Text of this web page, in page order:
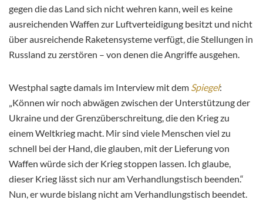
gegen die das Land sich nicht wehren kann, weil es keine
ausreichenden Waffen zur Luftverteidigung besitzt und nicht
über ausreichende Raketensysteme verfügt, die Stellungen in
Russland zu zerstören – von denen die Angriffe ausgehen.
Westphal sagte damals im Interview mit dem Spiegel:
„Können wir noch abwägen zwischen der Unterstützung der
Ukraine und der Grenzüberschreitung, die den Krieg zu
einem Weltkrieg macht. Mir sind viele Menschen viel zu
schnell bei der Hand, die glauben, mit der Lieferung von
Waffen würde sich der Krieg stoppen lassen. Ich glaube,
dieser Krieg lässt sich nur am Verhandlungstisch beenden.“
Nun, er wurde bislang nicht am Verhandlungstisch beendet.